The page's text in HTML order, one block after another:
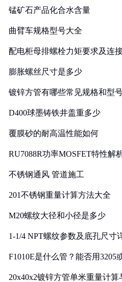
锰矿石产品化合水含量
曲臂车规格型号大全
配电柜母排螺栓力矩要求及连
膨胀螺丝尺寸是多少
镀锌方管有哪些常见规格和型
D400球墨铸铁井盖重多少
覆膜砂的耐高温性能如何
RU7088R功率MOSFET特性解
不锈钢通风 管道施工
201不锈钢重量计算方法大全
M20螺纹大径和小径是多少
1-1/4 NPT螺纹参数及底孔尺寸
F1010E是什么管？能否用3205
20x40x2镀锌方管单米重量计算